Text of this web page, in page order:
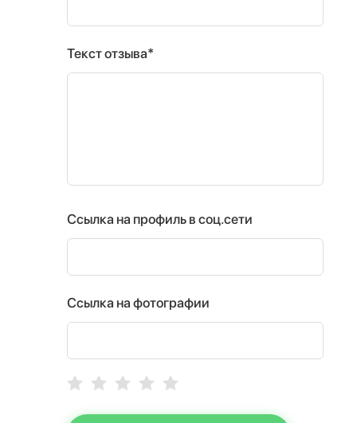
Текст отзыва*
Ссылка на профиль в соц.сети
Ссылка на фотографии